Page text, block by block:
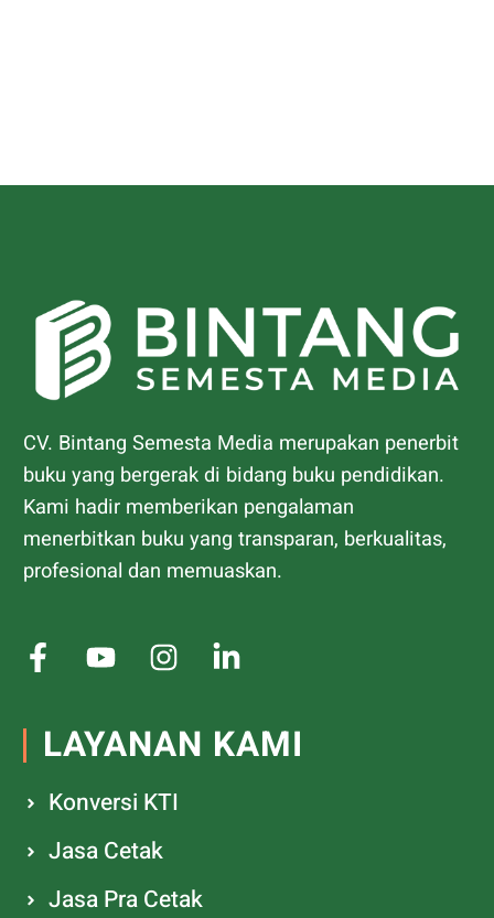
CV. Bintang Semesta Media merupakan penerbit
buku yang bergerak di bidang buku pendidikan.
Kami hadir memberikan pengalaman
menerbitkan buku yang transparan, berkualitas,
profesional dan memuaskan.
LAYANAN KAMI
Konversi KTI
Jasa Cetak
Jasa Pra Cetak